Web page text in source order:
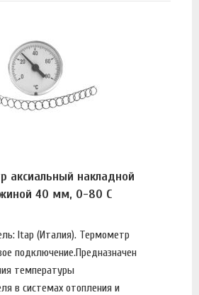
аксиальный накладной
40 мм, 0-80 C
Itap (Италия). Термометр
подключение.Предназначен
температуры
в системах отопления и